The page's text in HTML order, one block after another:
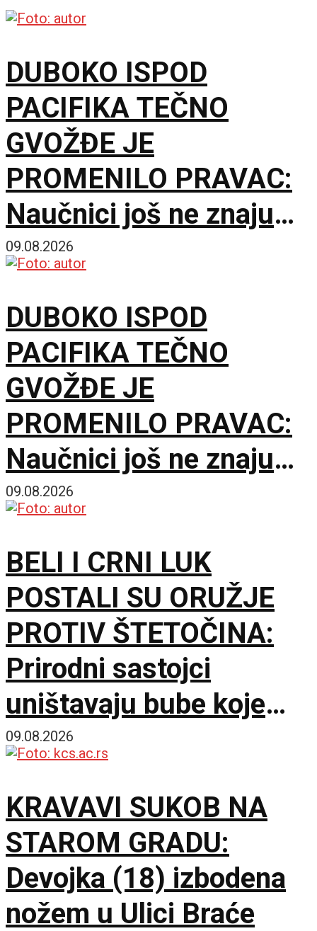
DUBOKO ISPOD
PACIFIKA TEČNO
GVOŽĐE JE
PROMENILO PRAVAC:
Naučnici još ne znaju
šta ga je nateralo da se
09.08.2026
DUBOKO ISPOD
PACIFIKA TEČNO
GVOŽĐE JE
PROMENILO PRAVAC:
Naučnici još ne znaju
šta ga je nateralo da se
09.08.2026
BELI I CRNI LUK
POSTALI SU ORUŽJE
PROTIV ŠTETOČINA:
Prirodni sastojci
uništavaju bube koje
napadaju pasulj
09.08.2026
KRAVAVI SUKOB NA
STAROM GRADU:
Devojka (18) izbodena
nožem u Ulici Braće